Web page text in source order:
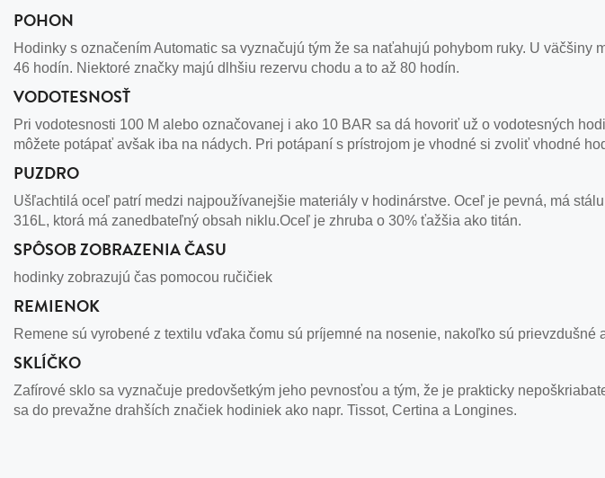
POHON
Hodinky s označením Automatic sa vyznačujú tým že sa naťahujú pohybom ruky. U
46 hodín. Niektoré značky majú dlhšiu rezervu chodu a to až 80 hodín.
VODOTESNOSŤ
Pri vodotesnosti 100 M alebo označovanej i ako 10 BAR sa dá hovoriť už o vodotesných
môžete potápať avšak iba na nádych. Pri potápaní s prístrojom je vhodné si zvoliť vhodné
PUZDRO
Ušľachtilá oceľ patrí medzi najpoužívanejšie materiály v hodinárstve. Oceľ je pevná, má
316L, ktorá má zanedbateľný obsah niklu.Oceľ je zhruba o 30% ťažšia ako titán.
SPÔSOB ZOBRAZENIA ČASU
hodinky zobrazujú čas pomocou ručičiek
REMIENOK
Remene sú vyrobené z textilu vďaka čomu sú príjemné na nosenie, nakoľko sú
SKLÍČKO
Zafírové sklo sa vyznačuje predovšetkým jeho pevnosťou a tým, že je prakticky
sa do prevažne drahších značiek hodiniek ako napr. Tissot, Certina a Longines.